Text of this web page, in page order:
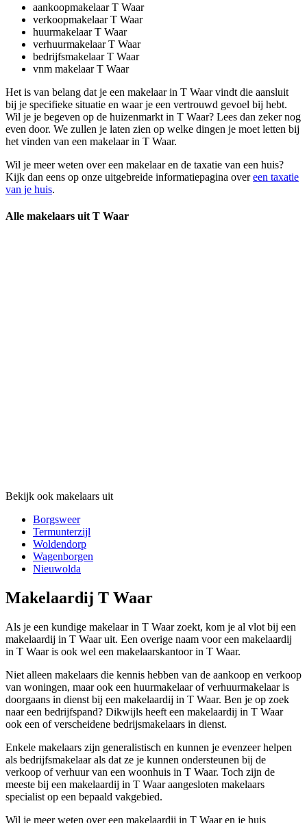
aankoopmakelaar T Waar
verkoopmakelaar T Waar
huurmakelaar T Waar
verhuurmakelaar T Waar
bedrijfsmakelaar T Waar
vnm makelaar T Waar
Het is van belang dat je een makelaar in T Waar vindt die aansluit
bij je specifieke situatie en waar je een vertrouwd gevoel bij hebt.
Wil je je begeven op de huizenmarkt in T Waar? Lees dan zeker nog
even door. We zullen je laten zien op welke dingen je moet letten bij
het vinden van een makelaar in T Waar.
Wil je meer weten over een makelaar en de taxatie van een huis?
Kijk dan eens op onze uitgebreide informatiepagina overeen taxatie
van je huis.
Alle makelaars uit T Waar
Bekijk ook makelaars uit
Borgsweer
Termunterzijl
Woldendorp
Wagenborgen
Nieuwolda
Makelaardij T Waar
Als je een kundige makelaar in T Waar zoekt, kom je al vlot bij een
makelaardij in T Waar uit. Een overige naam voor een makelaardij
in T Waar is ook wel een makelaarskantoor in T Waar.
Niet alleen makelaars die kennis hebben van de aankoop en verkoop
van woningen, maar ook een huurmakelaar of verhuurmakelaar is
doorgaans in dienst bij een makelaardij in T Waar. Ben je op zoek
naar een bedrijfspand? Dikwijls heeft een makelaardij in T Waar
ook een of verscheidene bedrijsmakelaars in dienst.
Enkele makelaars zijn generalistisch en kunnen je evenzeer helpen
als bedrijfsmakelaar als dat ze je kunnen ondersteunen bij de
verkoop of verhuur van een woonhuis in T Waar. Toch zijn de
meeste bij een makelaardij in T Waar aangesloten makelaars
specialist op een bepaald vakgebied.
Wil je meer weten over een makelaardij in T Waar en je huis